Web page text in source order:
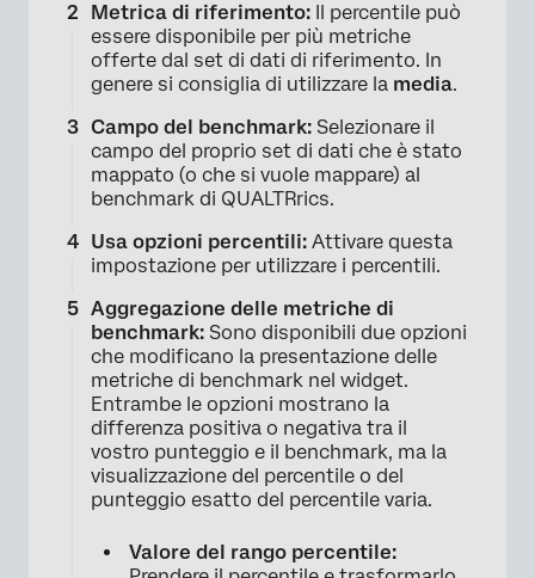
Metrica di riferimento: Il percentile può
essere disponibile per più metriche
offerte dal set di dati di riferimento. In
genere si consiglia di utilizzare la media.
Campo del benchmark: Selezionare il
campo del proprio set di dati che è stato
mappato (o che si vuole mappare) al
benchmark di QUALTRrics.
Usa opzioni percentili: Attivare questa
impostazione per utilizzare i percentili.
Aggregazione delle metriche di
benchmark: Sono disponibili due opzioni
che modificano la presentazione delle
metriche di benchmark nel widget.
Entrambe le opzioni mostrano la
differenza positiva o negativa tra il
vostro punteggio e il benchmark, ma la
visualizzazione del percentile o del
punteggio esatto del percentile varia.
Valore del rango percentile: